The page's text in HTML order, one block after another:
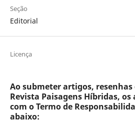
Seção
Editorial
Licença
Ao submeter artigos, resenhas
Revista Paisagens Híbridas,
com o Termo de
abaixo: